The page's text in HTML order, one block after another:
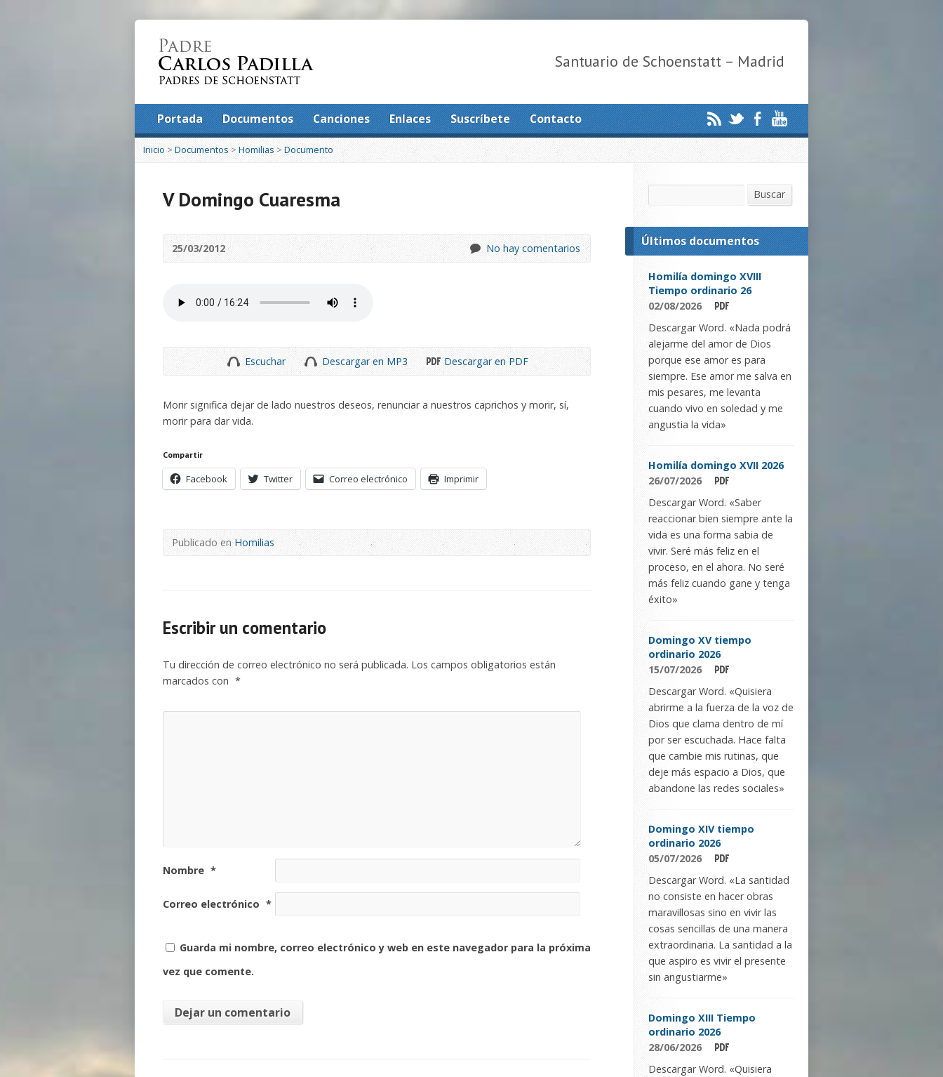
Santuario de Schoenstatt – Madrid
Portada Documentos Canciones Enlaces Suscríbete Contacto
Inicio >Documentos> Homilias> Documento
V Domingo Cuaresma
25/03/2012 No hay comentarios
Escuchar Descargar en MP3 Descargar en PDF
Morir significa dejar de lado nuestros deseos, renunciar a nuestros caprichos y morir, sí,
morir para dar vida.
Compartir
Facebook Twitter Correo electrónico Imprimir
Publicado enHomilias
Escribir un comentario
Tu dirección de correo electrónico no será publicada. Los campos obligatorios están
marcados con *
Nombre *
Correo electrónico *
Guarda mi nombre, correo electrónico y web en este navegador para la próxima
vez que comente.
Buscar
Últimos documentos
Homilía domingo XVIII
Tiempo ordinario 26
02/08/2026
Descargar Word. «Nada podrá
alejarme del amor de Dios
porque ese amor es para
siempre. Ese amor me salva en
mis pesares, me levanta
cuando vivo en soledad y me
angustia la vida»
Homilía domingo XVII 2026
26/07/2026
Descargar Word. «Saber
reaccionar bien siempre ante la
vida es una forma sabia de
vivir. Seré más feliz en el
proceso, en el ahora. No seré
más feliz cuando gane y tenga
éxito»
Domingo XV tiempo
ordinario 2026
15/07/2026
Descargar Word. «Quisiera
abrirme a la fuerza de la voz de
Dios que clama dentro de mí
por ser escuchada. Hace falta
que cambie mis rutinas, que
deje más espacio a Dios, que
abandone las redes sociales»
Domingo XIV tiempo
ordinario 2026
05/07/2026
Descargar Word. «La santidad
no consiste en hacer obras
maravillosas sino en vivir las
cosas sencillas de una manera
extraordinaria. La santidad a la
que aspiro es vivir el presente
sin angustiarme»
Domingo XIII Tiempo
ordinario 2026
28/06/2026
Descargar Word. «Quisiera